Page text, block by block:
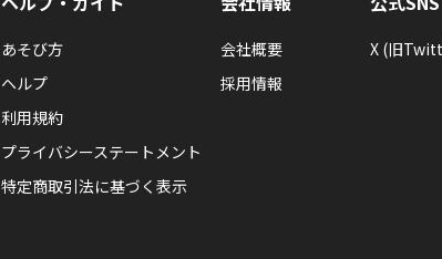
あそび方
ヘルプ
利用規約
プライバシーステートメント
特定商取引法に基づく表示
会社概要
採用情報
X (旧